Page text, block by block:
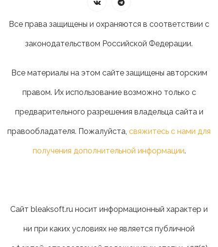
Все права защищены и охраняются в соответствии с
законодательством Российской Федерации.
Все материалы на этом сайте защищены авторским
правом. Их использование возможно только с
предварительного разрешения владельца сайта и
правообладателя. Пожалуйста, свяжитесь с нами для
получения дополнительной информации.
Сайт bleaksoft.ru носит информационный характер и
ни при каких условиях не является публичной